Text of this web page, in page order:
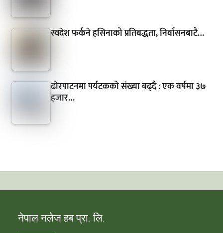
स्वदेश फर्कने हसिनाको प्रतिबद्धता, निर्वासनबाटै…
ढोरपाटनमा पर्यटकको संख्या बढ्दै : एक वर्षमा ३७
हजार…
नेपाल नलेज हब प्रा. लि.